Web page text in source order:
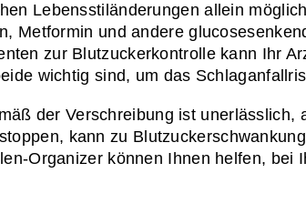
Lebensstiländerungen allein
Metformin und andere
zur Blutzuckerkontrolle kann Ihr
wichtig sind, um das
der Verschreibung ist
kann zu
Organizer können Ihnen helfen, bei